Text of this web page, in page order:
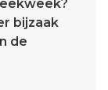
bijzaak
de